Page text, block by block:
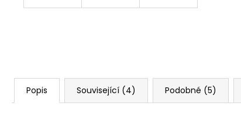
Popis Související (4) Podobné (5)